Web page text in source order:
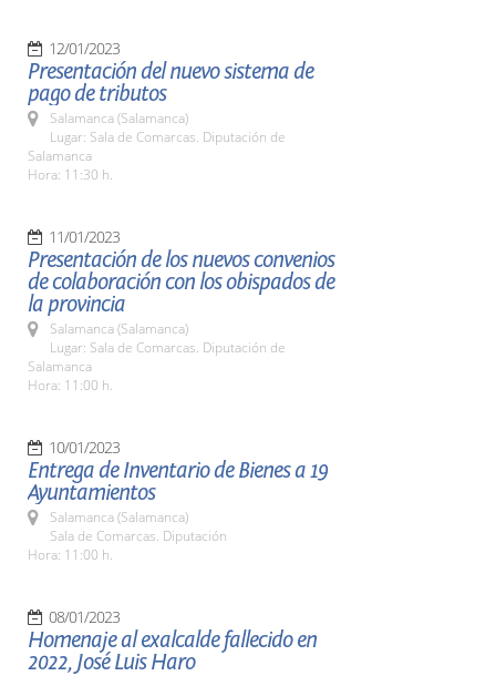
12/01/2023
Presentación del nuevo sistema de
pago de tributos
Salamanca (Salamanca)
Lugar: Sala de Comarcas. Diputación de
Salamanca
Hora: 11:30 h.
11/01/2023
Presentación de los nuevos convenios
de colaboración con los obispados de
la provincia
Salamanca (Salamanca)
Lugar: Sala de Comarcas. Diputación de
Salamanca
Hora: 11:00 h.
10/01/2023
Entrega de Inventario de Bienes a 19
Ayuntamientos
Salamanca (Salamanca)
Sala de Comarcas. Diputación
Hora: 11:00 h.
08/01/2023
Homenaje al exalcalde fallecido en
2022, José Luis Haro